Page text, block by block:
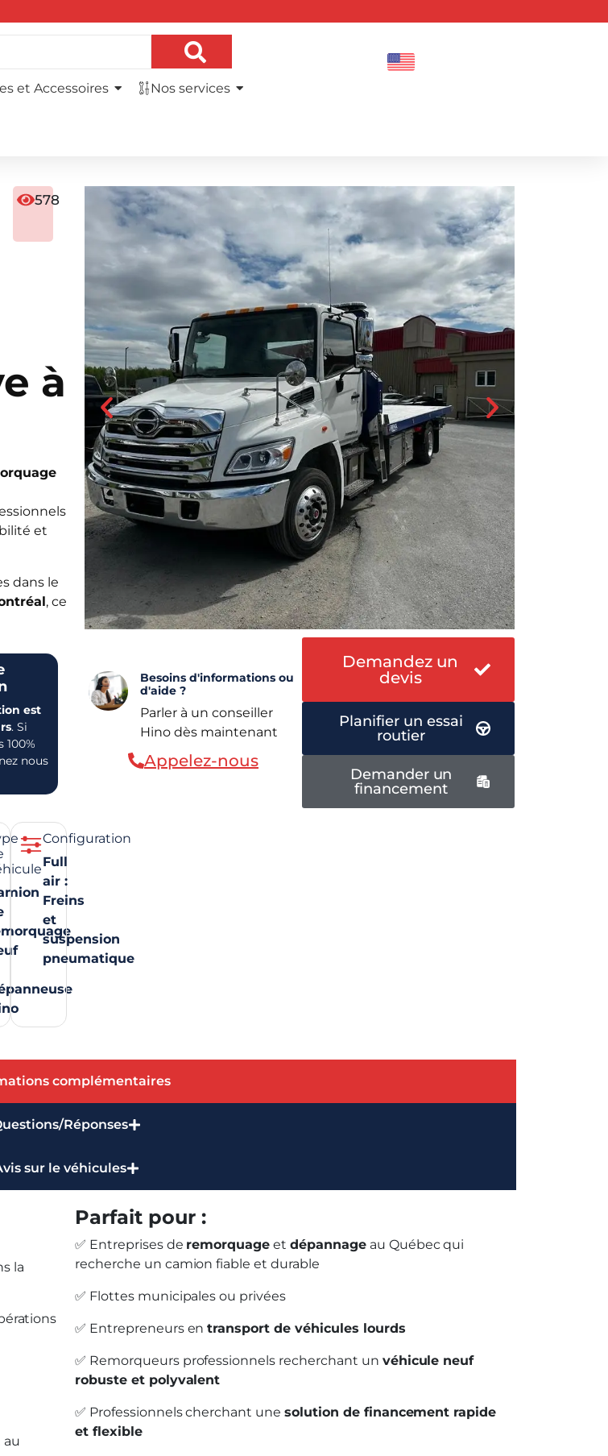
et Accessoires Nos services
578
à
et
dans le
, ce
est
. Si
100%
nous
Configuration
Full
air :
Freins
et
suspension
pneumatique
Besoins d'informations ou
d'aide ?
Parler à un conseiller
Hino dès maintenant
Appelez-nous
Demandez un
devis
Planifier un essai
routier
Demander un
financement
Demandez un devis
Planifier un essai routier
complémentaires
Réponses
sur le véhicules
la
au
Parfait pour :
✅ Entreprises de remorquage etdépannageau Québec qui
recherche un camion fiable et durable
✅ Flottes municipales ou privées
✅ Entrepreneurs entransport de véhicules lourds
✅ Remorqueurs professionnels recherchant un véhicule neuf
robuste et polyvalent
✅ Professionnels cherchant unesolution de financement rapide
et flexible